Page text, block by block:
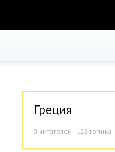
Греция
0 читателей · 122 топика ·